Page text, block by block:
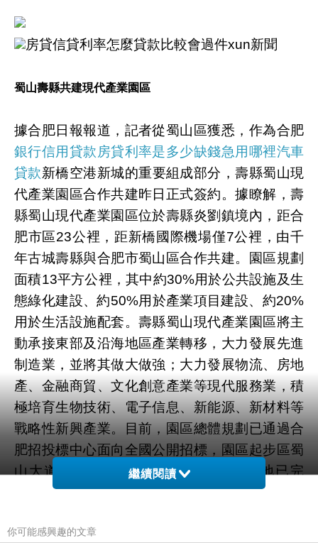
房貸信貸利率怎麼貸款比較會過件xun新聞
蜀山壽縣共建現代產業園區
據合肥日報報道，記者從蜀山區獲悉，作為合肥
銀行信用貸款房貸利率是多少缺錢急用哪裡汽車
貸款新橋空港新城的重要組成部分，壽縣蜀山現
代產業園區合作共建昨日正式簽約。據瞭解，壽
縣蜀山現代產業園區位於壽縣炎劉鎮境內，距合
肥市區23公裡，距新橋國際機場僅7公裡，由千
年古城壽縣與合肥市蜀山區合作共建。園區規劃
面積13平方公裡，其中約30%用於公共設施及生
態綠化建設、約50%用於產業項目建設、約20%
用於生活設施配套。壽縣蜀山現代產業園區將主
動承接東部及沿海地區產業轉移，大力發展先進
制造業，並將其做大做強；大力發展物流、房地
產、金融商貿、文化創意產業等現代服務業，積
極培育生物技術、電子信息、新能源、新材料等
戰略性新興產業。目前，園區總體規劃已通過合
肥招投標中心面向全國公開招標，園區起步區蜀
山大道及壽州大道的400畝單獨選址用地已完
成，工業項目400畝增減掛用地的“一書四方案”編
薛輝、劉標)
繼續閱讀
你可能感興趣的文章